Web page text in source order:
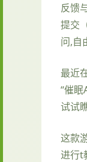
反馈
提交
问,自
最近
“催眠
试试
这款
进行t